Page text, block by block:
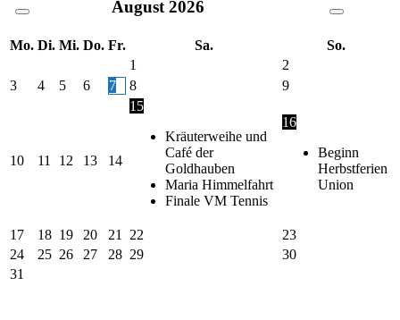
August 2026
Mo. Di. Mi. Do. Fr. Sa.
So.
1
2
3
4 5 6 7 8 9
10 11 12 13 14
15
Kräuterweihe und
Café der
Goldhauben
Maria Himmelfahrt
Finale VM Tennis
16
Beginn
Herbstferien
Union
17 18 19 20 21 22
23
24
25 26 27 28 29
30
31